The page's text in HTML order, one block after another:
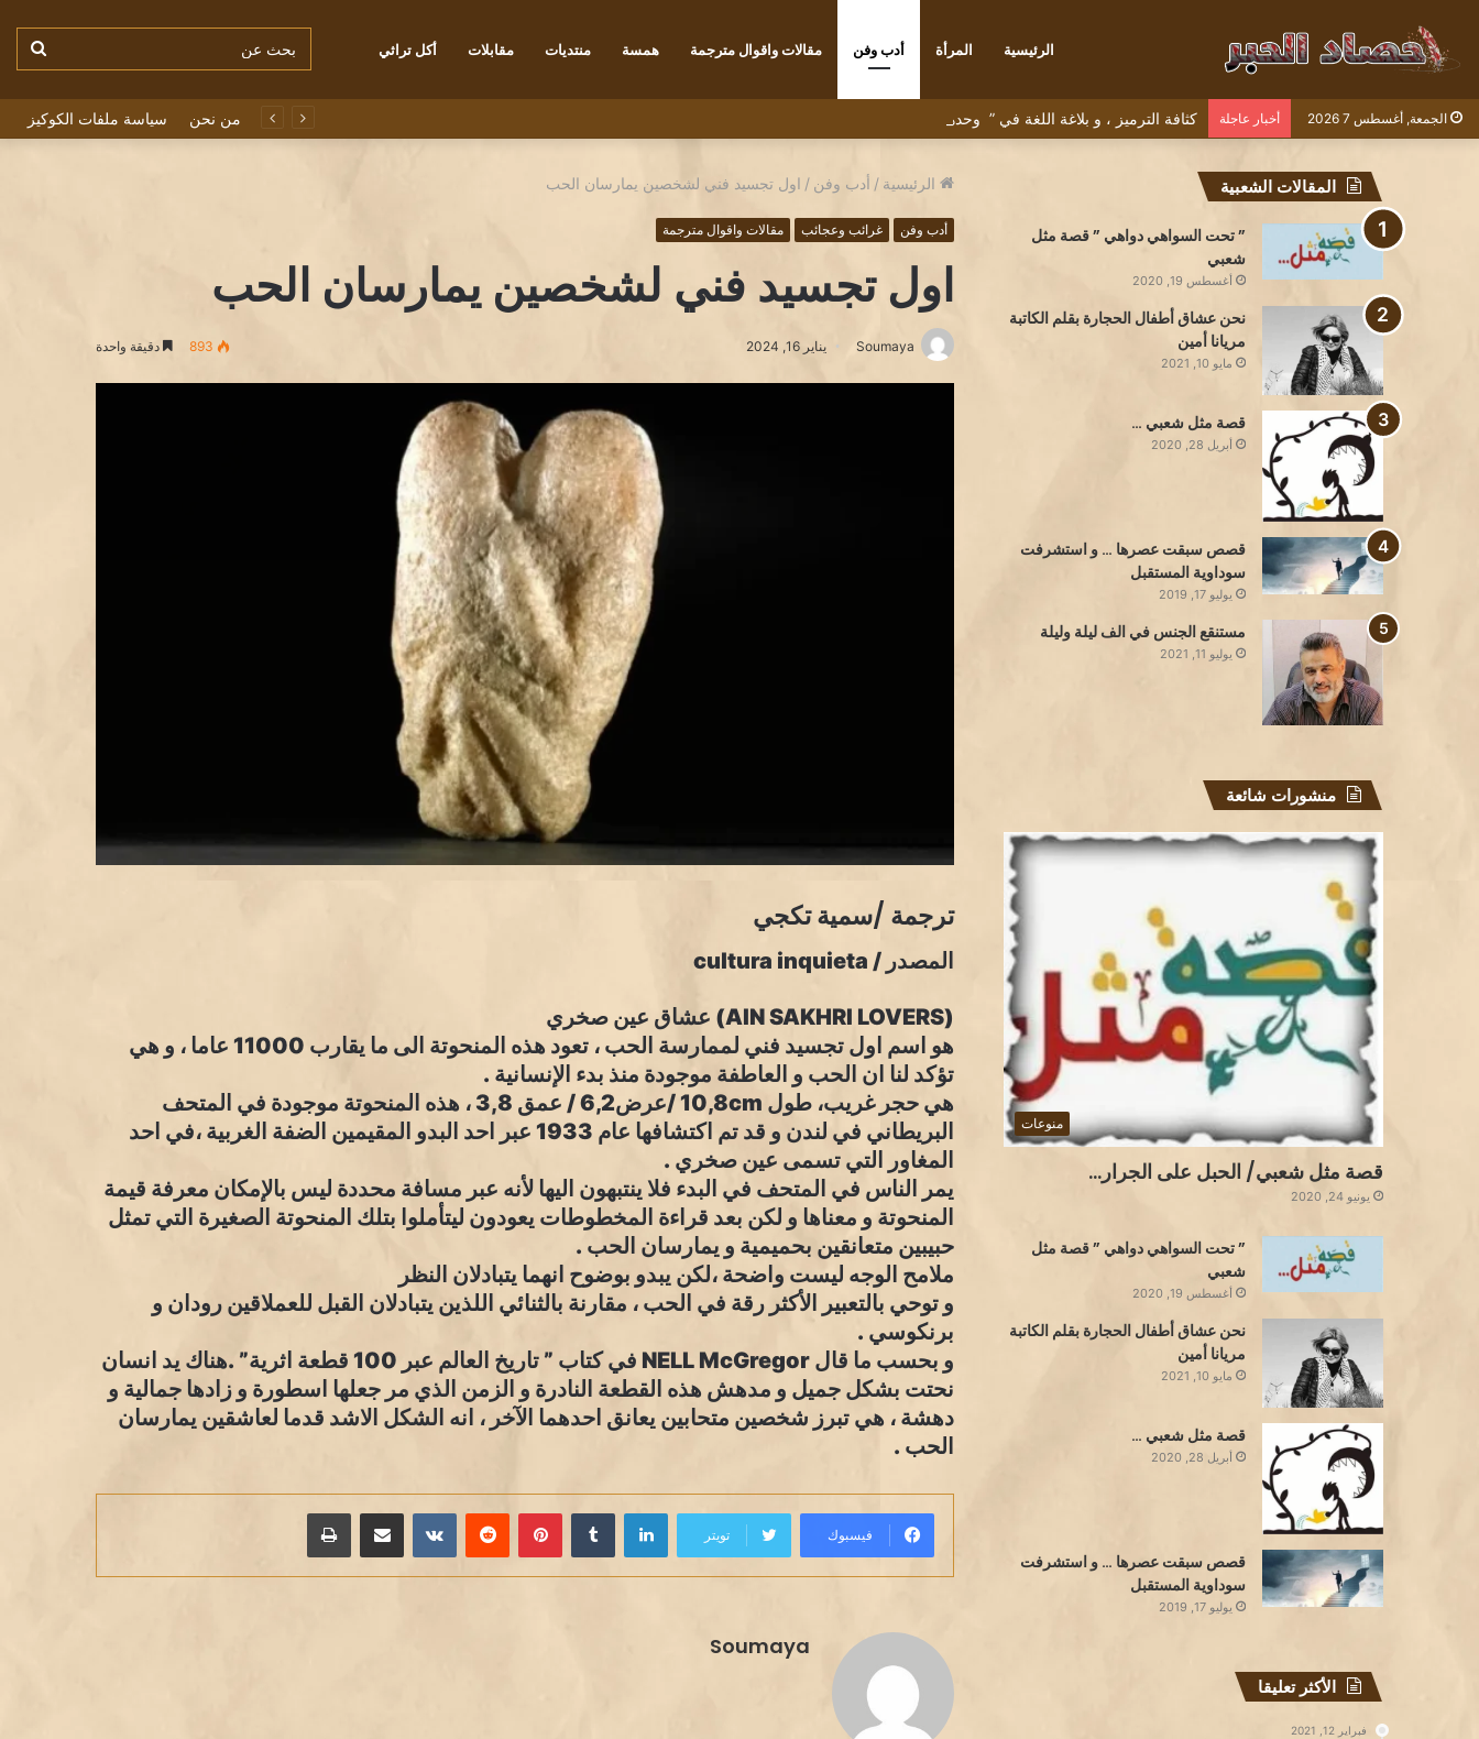
الرئيسية المرأة أدب وفن مقالات واقوال مترجمة همسة منتديات مقابلات أكل تراثي بحث
الجمعة, أغسطس 7 2026 أخبار عاجلة كثافة الترميز ، و بلاغة اللغة في ” وحدهم يعبرون الجسر” للشاعر التونسي البشير عبيد من نحن سياسة ملفات الكوكيز
الرئيسية / أدب وفن / اول تجسيد فني لشخصين يمارسان الحب
أدب وفن غرائب وعجائب مقالات واقوال مترجمة
اول تجسيد فني لشخصين يمارسان الحب
Soumaya يناير 16, 2024 893 دقيقة واحدة
ترجمة /سمية تكجي
المصدر / cultura inquieta
(AIN SAKHRI LOVERS) عشاق عين صخري
هو اسم اول تجسيد فني لممارسة الحب ، تعود هذه المنحوتة الى ما يقارب 11000 عاما ، و هي
تؤكد لنا ان الحب و العاطفة موجودة منذ بدء الإنسانية .
هي حجر غريب، طول 10,8cm /عرض6,2 / عمق 3,8 ، هذه المنحوتة موجودة في المتحف
البريطاني في لندن و قد تم اكتشافها عام 1933 عبر احد البدو المقيمين الضفة الغربية ،في احد
المغاور التي تسمى عين صخري .
يمر الناس في المتحف في البدء فلا ينتبهون اليها لأنه عبر مسافة محددة ليس بالإمكان معرفة قيمة
المنحوتة و معناها و لكن بعد قراءة المخطوطات يعودون ليتأملوا بتلك المنحوتة الصغيرة التي تمثل
حبيبين متعانقين بحميمية و يمارسان الحب .
ملامح الوجه ليست واضحة ،لكن يبدو بوضوح انهما يتبادلان النظر
و توحي بالتعبير الأكثر رقة في الحب ، مقارنة بالثنائي اللذين يتبادلان القبل للعملاقين رودان و
برنكوسي .
و بحسب ما قال NELL McGregor في كتاب ” تاريخ العالم عبر 100 قطعة اثرية” .هناك يد انسان
نحتت بشكل جميل و مدهش هذه القطعة النادرة و الزمن الذي مر جعلها اسطورة و زادها جمالية و
دهشة ، هي تبرز شخصين متحابين يعانق احدهما الآخر ، انه الشكل الاشد قدما لعاشقين يمارسان
الحب .
فيسبوك تويتر
لينكدإن بينتيريست مشاركة عبر البريد طباعة
Soumaya
المقالات الشعبية
” تحت السواهي دواهي ” قصة مثل
شعبي
أغسطس 19, 2020
نحن عشاق أطفال الحجارة بقلم الكاتبة
مريانا أمين
مايو 10, 2021
قصة مثل شعبي …
أبريل 28, 2020
قصص سبقت عصرها … و استشرفت
سوداوية المستقبل
يوليو 17, 2019
مستنقع الجنس في الف ليلة وليلة
يوليو 11, 2021
منشورات شائعة
منوعات
قصة مثل شعبي/ الحبل على الجرار…
يونيو 24, 2020
” تحت السواهي دواهي ” قصة مثل
شعبي
أغسطس 19, 2020
نحن عشاق أطفال الحجارة بقلم الكاتبة
مريانا أمين
مايو 10, 2021
قصة مثل شعبي …
أبريل 28, 2020
قصص سبقت عصرها … و استشرفت
سوداوية المستقبل
يوليو 17, 2019
الأكثر تعليقا
فبراير 12, 2021